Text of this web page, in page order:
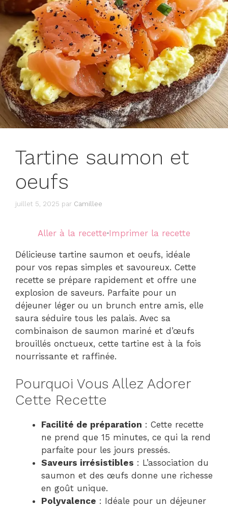
Tartine saumon et
oeufs
juillet 5, 2025 par Camillee
Aller à la recette·Imprimer la recette
Délicieuse tartine saumon et oeufs, idéale
pour vos repas simples et savoureux. Cette
recette se prépare rapidement et offre une
explosion de saveurs. Parfaite pour un
déjeuner léger ou un brunch entre amis, elle
saura séduire tous les palais. Avec sa
combinaison de saumon mariné et d’œufs
brouillés onctueux, cette tartine est à la fois
nourrissante et raffinée.
Pourquoi Vous Allez Adorer
Cette Recette
Facilité de préparation : Cette recette
ne prend que 15 minutes, ce qui la rend
parfaite pour les jours pressés.
Saveurs irrésistibles : L’association du
saumon et des œufs donne une richesse
en goût unique.
Polyvalence : Idéale pour un déjeuner